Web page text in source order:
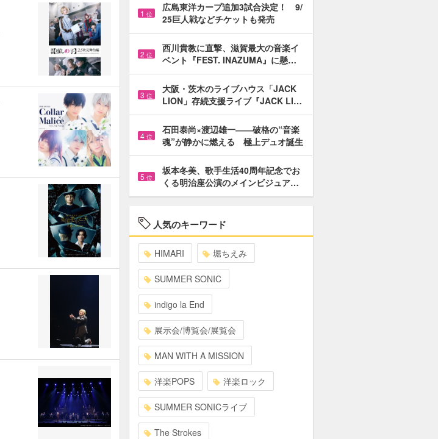
1 位
広島東洋カープ追加3試合決定！ 9/
25巨人戦などチケットも発売
2 位
西川貴教に直撃、滋賀最大の音楽イ
ベント『FEST. INAZUMA』に懸…
3 位
大阪・茨木のライブハウス「JACK
LION」存続支援ライブ『JACK LI…
4 位
石田泰尚×渡辺雄一――破格の“音楽
魂”が静かに燃える 極上デュオ誕生
5 位
坂本冬美、歌手生活40周年記念でお
くる明治座公演のメインビジュア…
人気のキーワード
HIMARI 堀ちえみ
SUMMER SONIC
indigo la End
展示会/博覧会/展覧会
MAN WITH A MISSION
洋楽POPS 洋楽ロック
SUMMER SONICライブ
The Strokes